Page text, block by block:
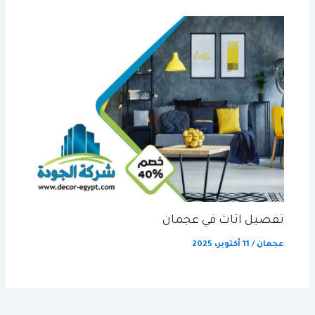
تفصيل اثاث في عجمان
عجمان / 11 أكتوبر، 2025